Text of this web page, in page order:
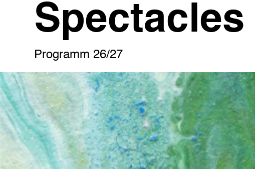
Spectacles
Programm 26/27